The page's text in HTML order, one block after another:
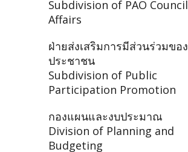
Subdivision of PAO Council
Affairs
ฝ่ายส่งเสริมการมีส่วนร่วมของ
ประชาชน
Subdivision of Public
Participation Promotion
กองแผนและงบประมาณ
Division of Planning and
Budgeting